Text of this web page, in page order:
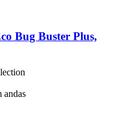
Bug Buster Plus,
andas